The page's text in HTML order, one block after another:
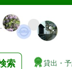
索 貸出・